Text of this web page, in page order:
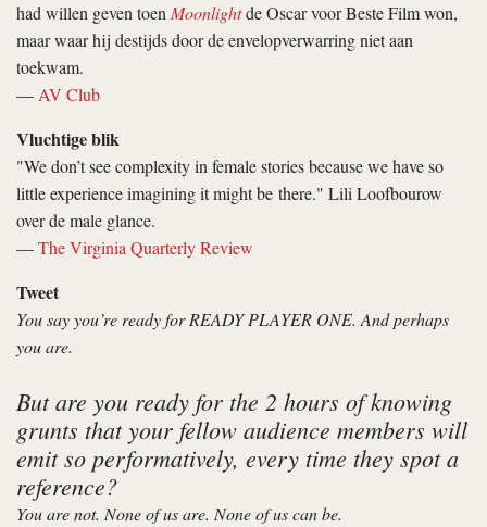
had willen geven toenMoonlightde Oscar voor Beste Film won,
maar waar hij destijds door de envelopverwarring niet aan
toekwam.
—AV Club
Vluchtige blik
"We don’t see complexity in female stories because we have so
little experience imagining it might be there." Lili Loofbourow
over de male glance.
—The Virginia Quarterly Review
Tweet
You say you’re ready for READY PLAYER ONE. And perhaps
you are.
But are you ready for the 2 hours of knowing
grunts that your fellow audience members will
emit so performatively, every time they spot a
reference?
You are not. None of us are. None of us can be.